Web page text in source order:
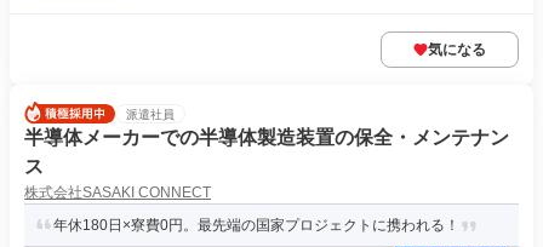
気になる
派遣社員
半導体メーカーでの半導体製造装置の保全・メンテナン
ス
株式会社SASAKI CONNECT
年休180日×寮費0円。最先端の国家プロジェクトに携われる！